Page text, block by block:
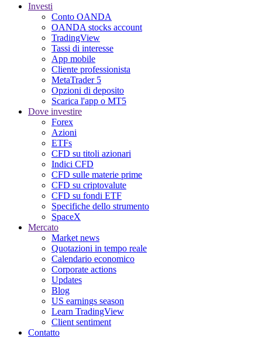
Investi
Conto OANDA
OANDA stocks account
TradingView
Tassi di interesse
App mobile
Cliente professionista
MetaTrader 5
Opzioni di deposito
Scarica l'app o MT5
Dove investire
Forex
Azioni
ETFs
CFD su titoli azionari
Indici CFD
CFD sulle materie prime
CFD su criptovalute
CFD su fondi ETF
Specifiche dello strumento
SpaceX
Mercato
Market news
Quotazioni in tempo reale
Calendario economico
Corporate actions
Updates
Blog
US earnings season
Learn TradingView
Client sentiment
Contatto